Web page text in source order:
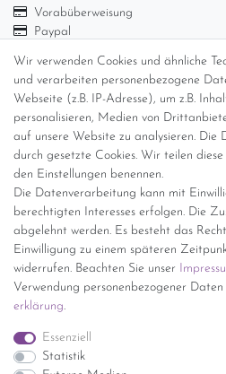
Wir verwenden Cookies und ähnliche
und verarbeiten personenbezogene
Webseite (z.B. IP-Adresse), um z.B.
personalisieren, Medien von
auf unsere Website zu analysieren.
durch gesetzte Cookies. Wir teilen
den Einstellungen benennen.
Die Datenverarbeitung kann mit
berechtigten Interesses erfolgen. Die
abgelehnt werden. Es besteht das
Einwilligung zu einem späteren
widerrufen. Beachten Sie unser
Verwendung personenbezogener Daten
erklärung.
Essenziell
Statistik
Vorabüberweisung
Paypal
Versandinformationen
Versand per GLS (6,90 Euro) oder
(innerhalb Deutschlands)
kostenfreie Lieferung ab 150 Euro
Deutschlands)
Übersicht Internationale
Wir kaufen an
Sie haben zuviel Porzellan im Schrank?
Einfach unverbindliches Angebot
*Endpreis inkl. MwSt. (Dieser
UStG der